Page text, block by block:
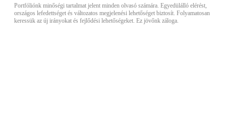
Portfóliónk minőségi tartalmat jelent minden olvasó számára. Egyedülálló elérést,
országos lefedettséget és változatos megjelenési lehetőséget biztosít. Folyamatosan
keressük az új irányokat és fejlődési lehetőségeket. Ez jövőnk záloga.